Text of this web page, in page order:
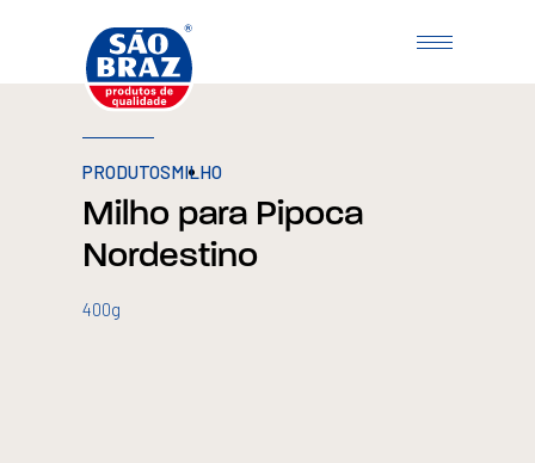
PRODUTOSMILHO
Milho para Pipoca
Nordestino
400g